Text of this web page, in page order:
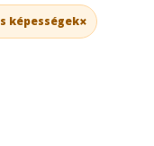
képességek×